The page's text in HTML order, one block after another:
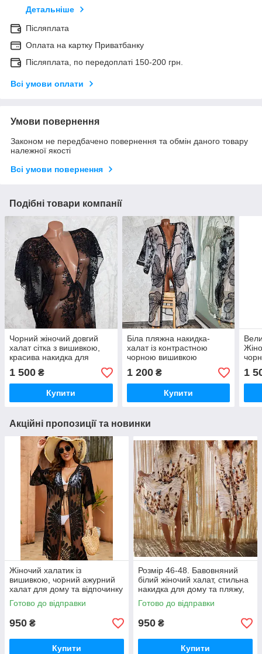
Детальніше
Післяплата
Оплата на картку Приватбанку
Післяплата, по передоплаті 150-200 грн.
Всі умови оплати
Умови повернення
Законом не передбачено повернення та обмін даного товару
належної якості
Всі умови повернення
Подібні товари компанії
Чорний жіночий довгий
халат сітка з вишивкою,
красива накидка для
пляжу, Туреччина, розміри
S, M, L, XL, 2XL
1 500 ₴
Купити
Біла пляжна накидка-
халат із контрастною
чорною вишивкою
«Метелики», розміри S -
3XL
1 200₴
Купити
для
1
Акційні пропозиції та новинки
Жіночий халатик із
вишивкою, чорний ажурний
халат для дому та відпочинку
розміри 42-50
Готово до відправки
950 ₴
Купити
Розмір 46-48. Бавовняний
білий жіночий халат, стильна
накидка для дому та пляжу,
пляжна туніка
Готово до відправки
950 ₴
Купити